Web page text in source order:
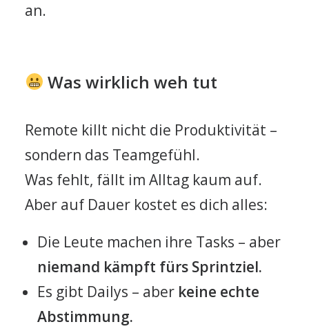
an.
Was wirklich weh tut
Remote killt nicht die Produktivität –
sondern das Teamgefühl.
Was fehlt, fällt im Alltag kaum auf.
Aber auf Dauer kostet es dich alles:
Die Leute machen ihre Tasks – aber
niemand kämpft fürs Sprintziel.
Es gibt Dailys – aber keine echte
Abstimmung.